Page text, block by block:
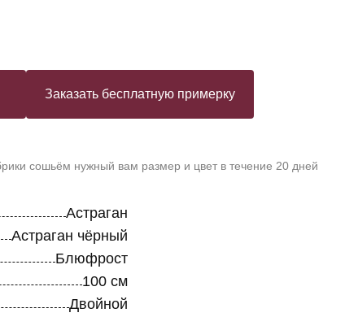
Заказать бесплатную примерку
сошьём нужный вам размер и цвет в течение 20 дней
Астраган
Астраган чёрный
Блюфрост
100 см
Двойной